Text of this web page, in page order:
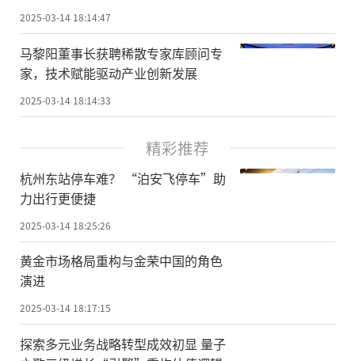
2025-03-14 18:14:47
马黎阳董事长获聘稀散专家库顾问专
家，技术赋能驱动产业创新发展
2025-03-14 18:14:33
精彩推荐
杭州东站停车难？ “泊安飞停车”助
力出行更便捷
2025-03-14 18:25:26
黄金市场格局重构与金荣中国的角色
演进
2025-03-14 18:17:15
探索多元业务战略转型成效初显 量子